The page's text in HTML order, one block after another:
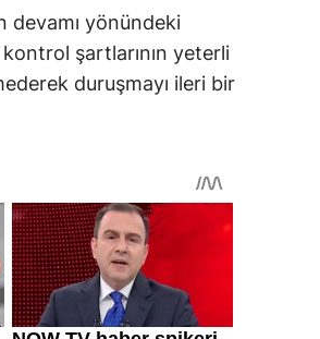
devamı yönündeki
şartlarının yeterli
duruşmayı ileri bir